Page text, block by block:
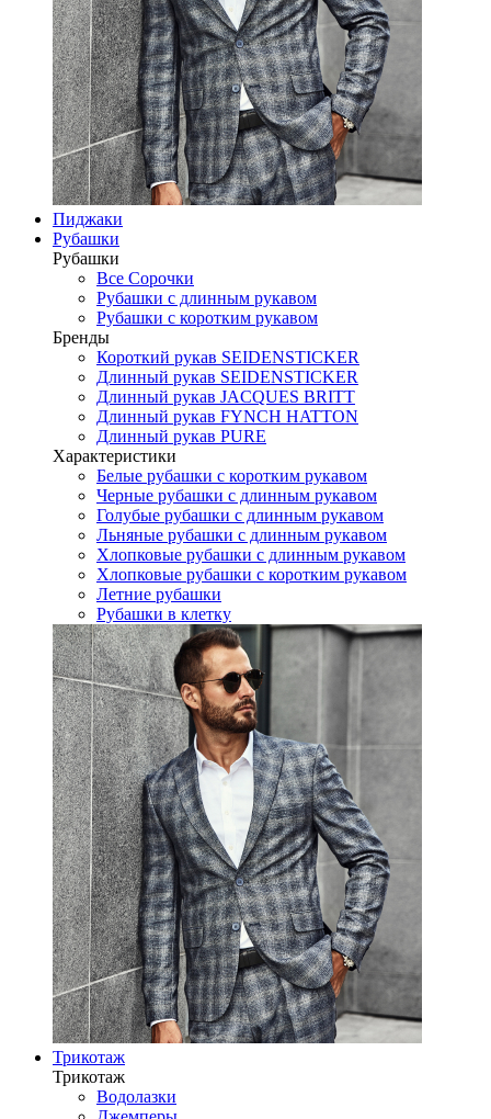
Пиджаки
Рубашки
Рубашки
Все Сорочки
Рубашки с длинным рукавом
Рубашки с коротким рукавом
Бренды
Короткий рукав SEIDENSTICKER
Длинный рукав SEIDENSTICKER
Длинный рукав JAСQUES BRITT
Длинный рукав FYNCH HATTON
Длинный рукав PURE
Характеристики
Белые рубашки с коротким рукавом
Черные рубашки с длинным рукавом
Голубые рубашки с длинным рукавом
Льняные рубашки с длинным рукавом
Хлопковые рубашки с длинным рукавом
Хлопковые рубашки с коротким рукавом
Летние рубашки
Рубашки в клетку
Трикотаж
Трикотаж
Водолазки